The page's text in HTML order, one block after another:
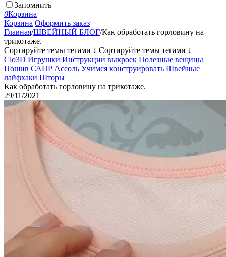
Запомнить
0Корзина
Корзина Оформить заказ
Главная/ШВЕЙНЫЙ БЛОГ/Как обработать горловину на
трикотаже.
Сортируйте темы тегами ↓ Сортируйте темы тегами ↓
Clo3D Игрушки Инструкции выкроек Полезные вещицы
Пошив САПР Ассоль Учимся конструировать Швейные
лайфхаки Шторы
Как обработать горловину на трикотаже.
29/11/2021